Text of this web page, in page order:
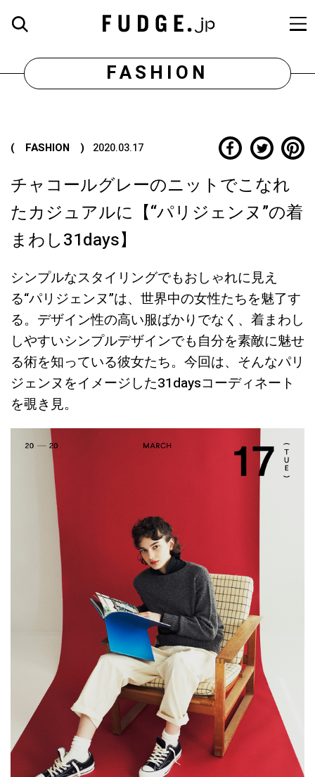
FASHION
( FASHION ) 2020.03.17
チャコールグレーのニットでこなれ
たカジュアルに【“パリジェンヌ”の着
まわし31days】
シンプルなスタイリングでもおしゃれに見え
る“パリジェンヌ”は、世界中の女性たちを魅了す
る。デザイン性の高い服ばかりでなく、着まわし
しやすいシンプルデザインでも自分を素敵に魅せ
る術を知っている彼女たち。今回は、そんなパリ
ジェンヌをイメージした31daysコーディネート
を覗き見。